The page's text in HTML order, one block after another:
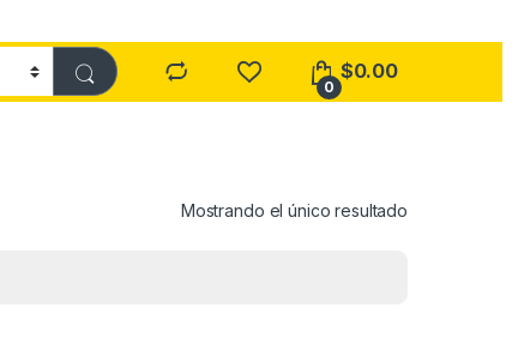
0
$0.00
Mostrando el único resultado